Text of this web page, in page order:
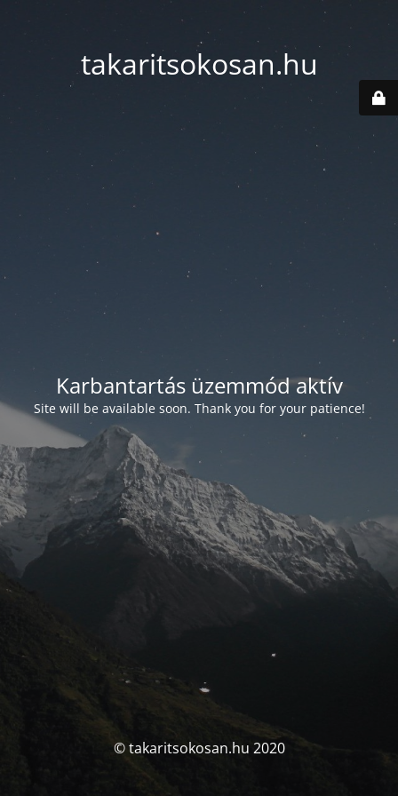
takaritsokosan.hu
Karbantartás üzemmód aktív
Site will be available soon. Thank you for your patience!
© takaritsokosan.hu 2020